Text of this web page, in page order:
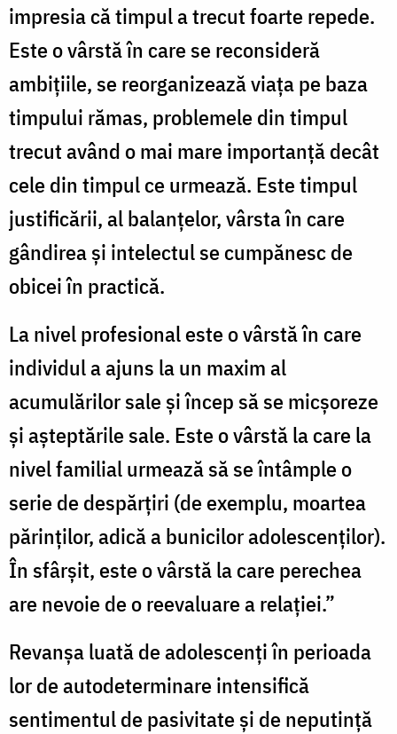
impresia că timpul a trecut foarte repede.
Este o vârstă în care se reconsideră
ambiţiile, se reorganizează viaţa pe baza
timpului rămas, problemele din timpul
trecut având o mai mare importanţă decât
cele din timpul ce urmează. Este timpul
justificării, al balanţelor, vârsta în care
gândirea şi intelectul se cumpănesc de
obicei în practică.
La nivel profesional este o vârstă în care
individul a ajuns la un maxim al
acumulărilor sale şi încep să se micşoreze
şi aşteptările sale. Este o vârstă la care la
nivel familial urmează să se întâmple o
serie de despărţiri (de exemplu, moartea
părinţilor, adică a bunicilor adolescenţilor).
În sfârşit, este o vârstă la care perechea
are nevoie de o reevaluare a relaţiei.”
Revanşa luată de adolescenţi în perioada
lor de autodeterminare intensifică
sentimentul de pasivitate şi de neputinţă